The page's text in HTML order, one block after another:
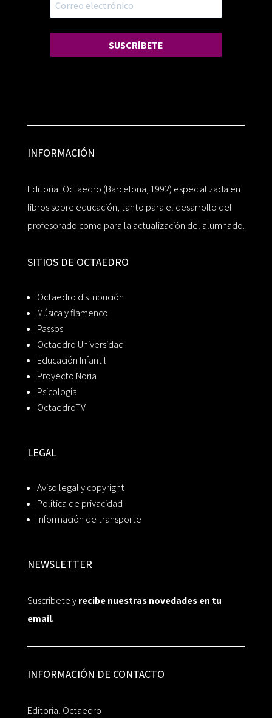
SUSCRÍBETE
INFORMACIÓN
Editorial Octaedro (Barcelona, 1992) especializada en
libros sobre educación, tanto para el desarrollo del
profesorado como para la actualización del alumnado.
SITIOS DE OCTAEDRO
Octaedro distribución
Música y flamenco
Passos
Octaedro Universidad
Educación Infantil
Proyecto Noria
Psicología
OctaedroTV
LEGAL
Aviso legal y copyright
Política de privacidad
Información de transporte
NEWSLETTER
Suscríbete yrecibe nuestras novedades en tu
email.
INFORMACIÓN DE CONTACTO
Editorial Octaedro